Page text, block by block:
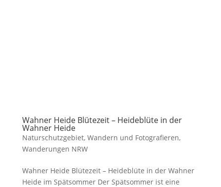
Wahner Heide Blütezeit – Heideblüte in der
Wahner Heide
Naturschutzgebiet, Wandern und Fotografieren,
Wanderungen NRW
Wahner Heide Blütezeit – Heideblüte in der Wahner
Heide im Spätsommer Der Spätsommer ist eine